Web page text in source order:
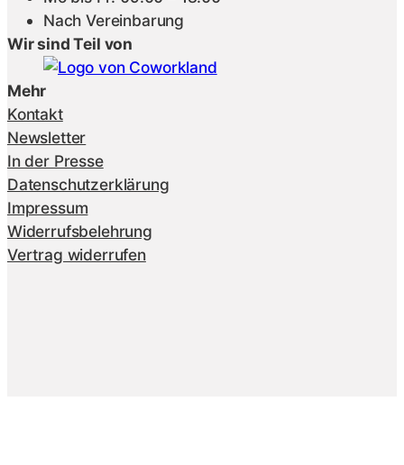
Nach Vereinbarung
Wir sind Teil von
Mehr
Kontakt
Newsletter
In der Presse
Datenschutzerklärung
Impressum
Widerrufsbelehrung
Vertrag widerrufen